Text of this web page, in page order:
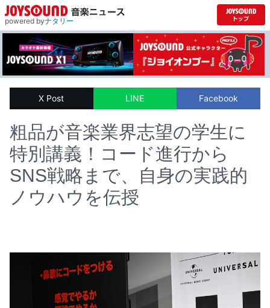
powered byナタリー
X Post LINE Facebook
粗品が音楽業界志望の学生に
特別講義！コード進行から
SNS戦略まで、自身の実践的
ノウハウを伝授